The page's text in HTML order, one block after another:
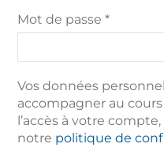
Mot de passe *
Vos données
accompagner au
l’accès à votre
notre politique de